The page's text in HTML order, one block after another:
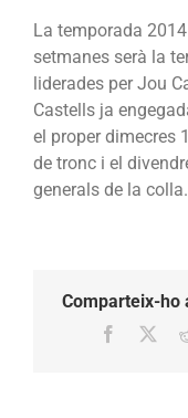
La temporada
setmanes serà la
liderades per Jou
Castells ja
el proper dimecres
de tronc i el
generals de la colla.
Comparteix-ho
Facebook